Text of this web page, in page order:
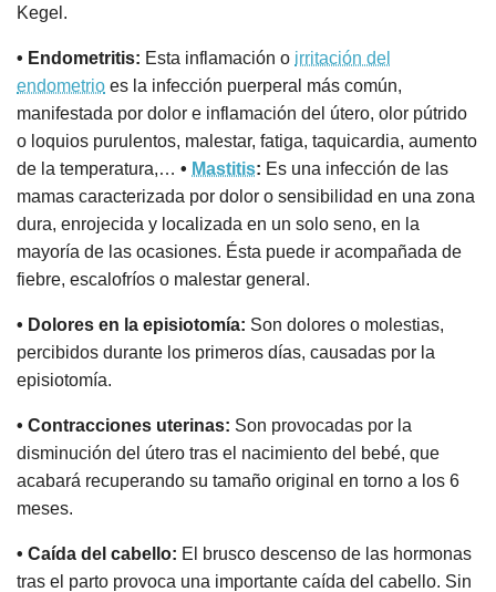
Kegel.
• Endometritis: Esta inflamación o irritación del
endometrio es la infección puerperal más común,
manifestada por dolor e inflamación del útero, olor pútrido
o loquios purulentos, malestar, fatiga, taquicardia, aumento
de la temperatura,… • Mastitis: Es una infección de las
mamas caracterizada por dolor o sensibilidad en una zona
dura, enrojecida y localizada en un solo seno, en la
mayoría de las ocasiones. Ésta puede ir acompañada de
fiebre, escalofríos o malestar general.
• Dolores en la episiotomía: Son dolores o molestias,
percibidos durante los primeros días, causadas por la
episiotomía.
• Contracciones uterinas: Son provocadas por la
disminución del útero tras el nacimiento del bebé, que
acabará recuperando su tamaño original en torno a los 6
meses.
• Caída del cabello: El brusco descenso de las hormonas
tras el parto provoca una importante caída del cabello. Sin